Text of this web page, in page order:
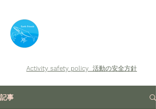
Activity safety policy 活動の安全方針
記事